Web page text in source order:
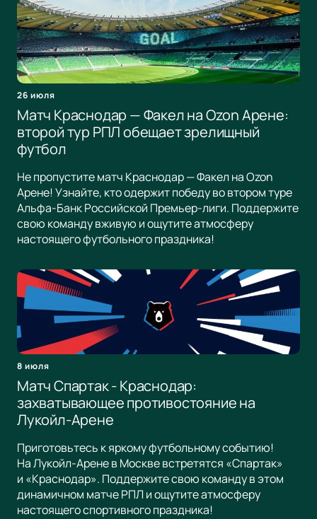
26 июля
Матч Краснодар — Факел на Ozon Арене:
второй тур РПЛ обещает зрелищный
футбол
Не пропустите матч Краснодар — Факел на Ozon
Арене! Узнайте, кто одержит победу во втором туре
Альфа-Банк Российской Премьер-лиги. Поддержите
свою команду вживую и ощутите атмосферу
настоящего футбольного праздника!
8 июля
Матч Спартак - Краснодар:
захватывающее противостояние на
Лукойл-Арене
Приготовьтесь к яркому футбольному событию!
На Лукойл-Арене в Москве встретятся «Спартак»
и «Краснодар». Поддержите свою команду в этом
динамичном матче РПЛ и ощутите атмосферу
настоящего спортивного праздника!